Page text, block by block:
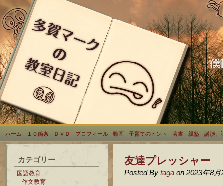
ホーム １０箇条 ＤＶＤ プロフィール 動画 子育てのヒント 著書 親塾 講演、
カテゴリー
国語教育
作文教育
友達プレッシャー
Posted By taga on 2023年8月